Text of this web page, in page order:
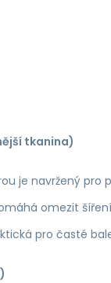
tkanina)
je navržený pro
omezit
pro časté